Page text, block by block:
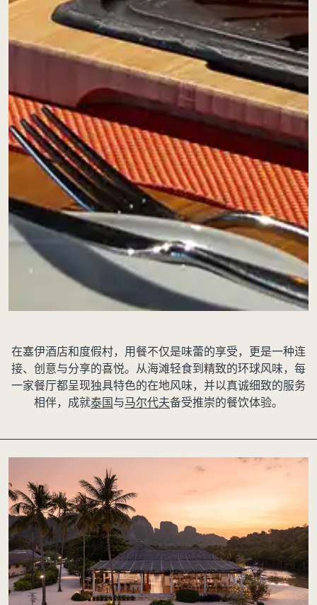
在塞伊酒店和度假村，用餐不仅是味蕾的享受，更是一种连
接、创意与分享的喜悦。从海滩轻食到精致的环球风味，每
一家餐厅都呈现独具特色的在地风味，并以真诚细致的服务
相伴，成就泰国与马尔代夫备受推崇的餐饮体验。